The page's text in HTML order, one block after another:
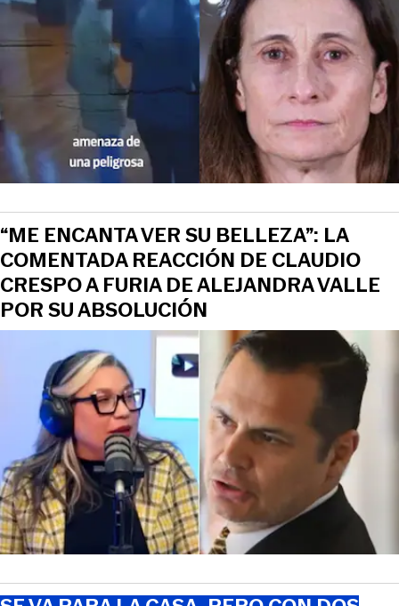
“ME ENCANTA VER SU BELLEZA”: LA
COMENTADA REACCIÓN DE CLAUDIO
CRESPO A FURIA DE ALEJANDRA VALLE
POR SU ABSOLUCIÓN